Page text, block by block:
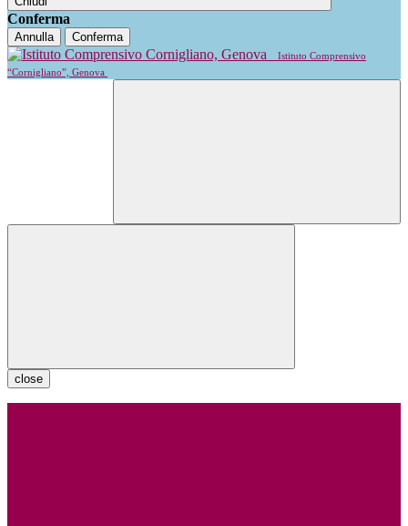
Conferma
Annulla Conferma
Istituto Comprensivo
“Cornigliano”, Genova
close